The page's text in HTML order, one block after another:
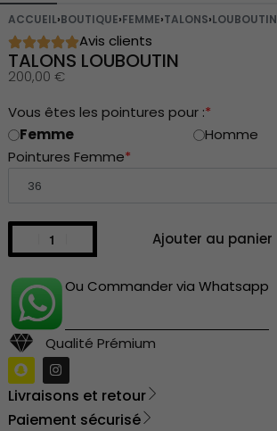
ACCUEIL›BOUTIQUE›FEMME›TALONS›LOUBOUTIN
Avis clients
TALONS LOUBOUTIN
200,00 €
*
Vous êtes les pointures pour :
Femme
Homme
*
Pointures Femme
Ajouter au panier
Ou Commander via Whatsapp
Qualité Prémium
Livraisons et retour
Paiement sécurisé